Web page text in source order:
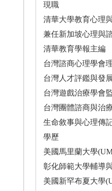
現職
清華大學教育心理
兼任新加坡心理與
清華教育學報主編
台灣諮商心理學會
台灣人才評鑑與發
台灣遊戲治療學會
台灣團體諮商與治
生命敘事與心理傳
學歷
美國馬里蘭大學
彰化師範大學輔導
美國新罕布夏大學